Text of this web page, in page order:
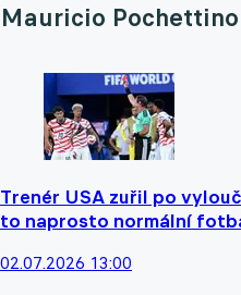
Mauricio Pochettino
Trenér USA zuřil po
to naprosto normální
02.07.2026 13:00